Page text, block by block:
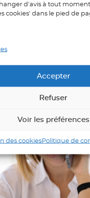
d'avis à tout
cookies' dans le pied de
Accepter
Refuser
Voir les préférences
des cookiesPolitique de